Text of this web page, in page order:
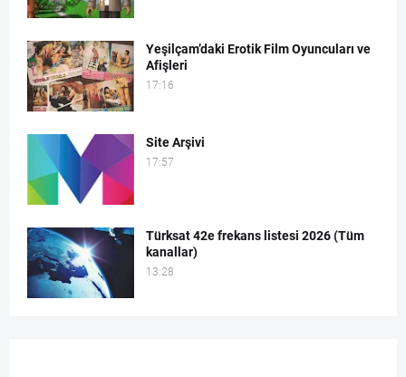
Yeşilçam’daki Erotik Film Oyuncuları ve
Afişleri
17:16
Site Arşivi
17:57
Türksat 42e frekans listesi 2026 (Tüm
kanallar)
13:28